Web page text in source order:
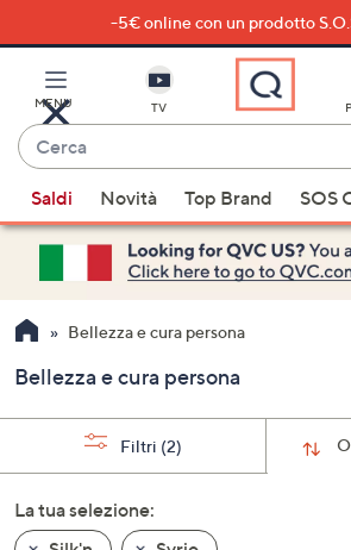
al
principale
-5€ online con un prodotto
MENU TV
Cerca
sono
disponibili
suggerimenti,
usa
i
freccia
su
giù
oppure
scorri
Saldi Novità Top Brand SOS
Bellezza e cura persona
Bellezza e cura persona
Filtri (2)
La tua selezione: